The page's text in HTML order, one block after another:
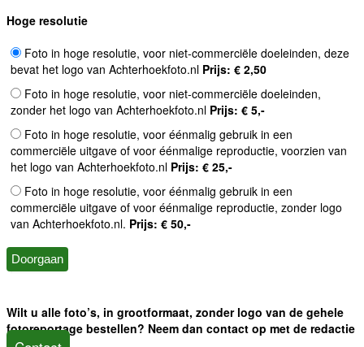
Hoge resolutie
Foto in hoge resolutie, voor niet-commerciële doeleinden, deze
bevat het logo van Achterhoekfoto.nl Prijs: € 2,50
Foto in hoge resolutie, voor niet-commerciële doeleinden,
zonder het logo van Achterhoekfoto.nl Prijs: € 5,-
Foto in hoge resolutie, voor éénmalig gebruik in een
commerciële uitgave of voor éénmalige reproductie, voorzien van
het logo van Achterhoekfoto.nl Prijs: € 25,-
Foto in hoge resolutie, voor éénmalig gebruik in een
commerciële uitgave of voor éénmalige reproductie, zonder logo
van Achterhoekfoto.nl. Prijs: € 50,-
Wilt u alle foto’s, in grootformaat, zonder logo van de gehele
fotoreportage bestellen? Neem dan contact op met de redactie